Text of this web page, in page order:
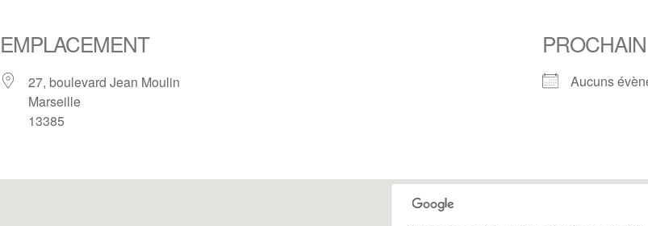
EMPLACEMENT
27, boulevard Jean Moulin
Marseille
13385
Aucuns